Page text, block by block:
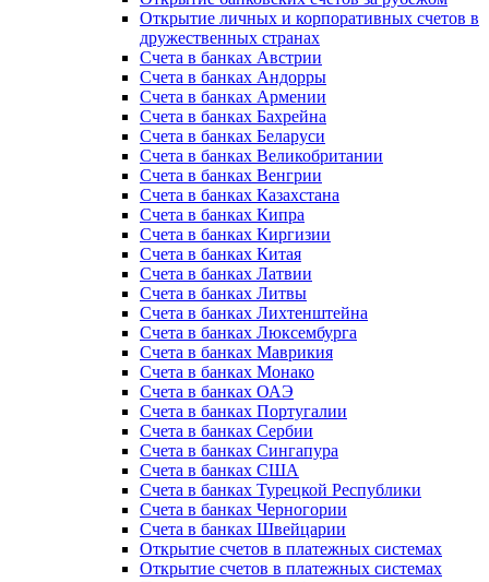
Открытие личных и корпоративных счетов в
дружественных странах
Счета в банках Австрии
Счета в банках Андорры
Счета в банках Армении
Счета в банках Бахрейна
Счета в банках Беларуси
Счета в банках Великобритании
Счета в банках Венгрии
Счета в банках Казахстана
Счета в банках Кипра
Счета в банках Киргизии
Счета в банках Китая
Счета в банках Латвии
Счета в банках Литвы
Счета в банках Лихтенштейна
Счета в банках Люксембурга
Счета в банках Маврикия
Счета в банках Монако
Счета в банках ОАЭ
Счета в банках Португалии
Счета в банках Сербии
Счета в банках Сингапура
Счета в банках США
Счета в банках Турецкой Республики
Счета в банках Черногории
Счета в банках Швейцарии
Открытие счетов в платежных системах
Открытие счетов в платежных системах